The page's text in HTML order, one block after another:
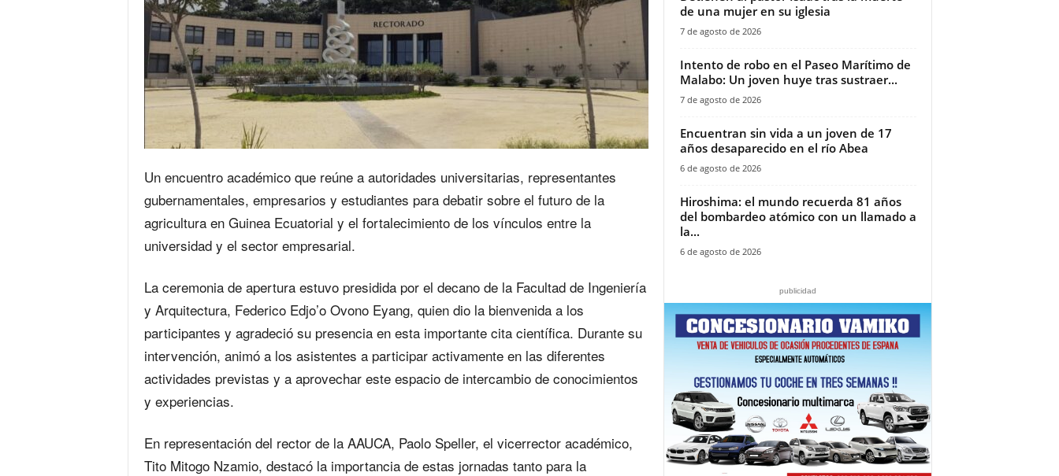
Un encuentro académico que reúne a autoridades universitarias, representantes
gubernamentales, empresarios y estudiantes para debatir sobre el futuro de la
agricultura en Guinea Ecuatorial y el fortalecimiento de los vínculos entre la
universidad y el sector empresarial.
La ceremonia de apertura estuvo presidida por el decano de la Facultad de Ingeniería
y Arquitectura, Federico Edjo’o Ovono Eyang, quien dio la bienvenida a los
participantes y agradeció su presencia en esta importante cita científica. Durante su
intervención, animó a los asistentes a participar activamente en las diferentes
actividades previstas y a aprovechar este espacio de intercambio de conocimientos
y experiencias.
En representación del rector de la AAUCA, Paolo Speller, el vicerrector académico,
Tito Mitogo Nzamio, destacó la importancia de estas jornadas tanto para la
de una mujer en su iglesia‎
7 de agosto de 2026
Intento de robo en el Paseo Marítimo de
Malabo: Un joven huye tras sustraer...
7 de agosto de 2026
Encuentran sin vida a un joven de 17
años desaparecido en el río Abea
6 de agosto de 2026
Hiroshima: el mundo recuerda 81 años
del bombardeo atómico con un llamado a
la...
6 de agosto de 2026
publicidad